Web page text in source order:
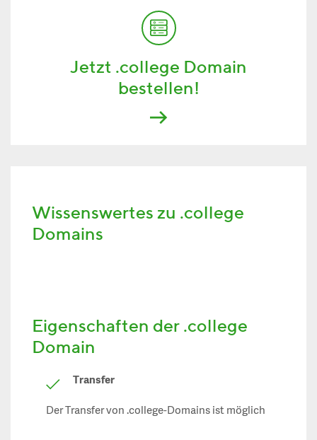
Jetzt .college Domain
bestellen!
Wissenswertes zu .college
Domains
Eigenschaften der .college
Domain
Transfer
Der Transfer von .college-Domains ist möglich